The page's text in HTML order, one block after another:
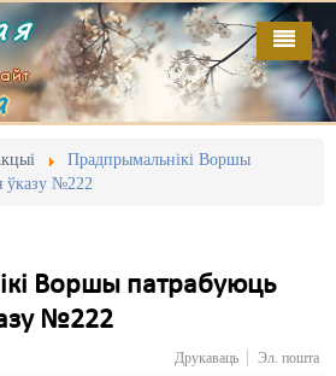
Прадпрымальнікі Воршы
ўказу №222
Воршы патрабуюць
№222
Друкаваць Эл. пошта